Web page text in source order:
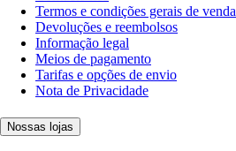
Termos e condições gerais de venda
Devoluções e reembolsos
Informação legal
Meios de pagamento
Tarifas e opções de envio
Nota de Privacidade
Nossas lojas